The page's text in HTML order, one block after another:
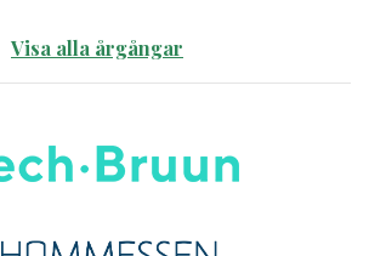
Visa alla årgångar